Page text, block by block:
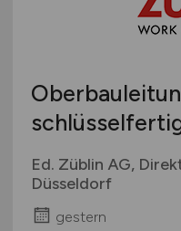
Ed. Züblin AG,
Düsseldorf
gestern